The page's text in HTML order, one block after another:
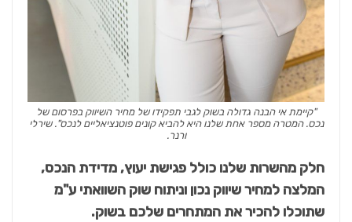
"קיימת אי הבנה גדולה בשוק לגבי תפקידו של מחיר השיווק בפרסום של
נכס. המטרה מספר אחת שלנו היא להביא קונים פוטנציאליים לנכס". שירלי
ורנר.
חלק מהשרות שלנו כולל פגישת יעוץ, מדידת הנכס,
המלצה למחיר שיווק נכון וניתוח שוק השוואתי ע"מ
שתוכלו להכיר את המתחרים שלכם בשוק.